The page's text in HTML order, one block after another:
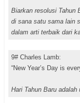
Biarkan resolusi Tahun
di sana satu sama lain
dalam arti terbaik dari
9# Charles Lamb:
“New Year’s Day is
Hari Tahun Baru adalah